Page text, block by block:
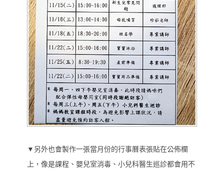
▼另外也會製作一張當月份的行事曆表張貼在公佈欄
上，像是課程、嬰兒室消毒、小兒科醫生巡診都會用不